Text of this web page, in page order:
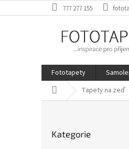
na
777 277 155
Fototapety
Domů Tapety na zeď
kategorie
Kategorie